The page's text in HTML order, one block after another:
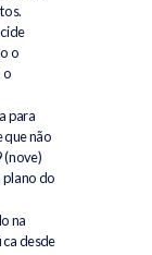
o
o
para
que não
(nove)
plano do
na
desde